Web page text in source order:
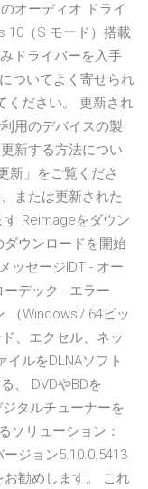
オーディオ ドライ
10（S モード）搭載
ドライバーを入手
ついてよく寄せられ
ください。 更新され
用のデバイスの製
新する方法につい
新」をご覧くださ
または更新された
す Reimageをダウン
ダウンロードを開始
ッセージIDT - オー
デック - エラー
（Windows7 64ビッ
、エクセル、ネッ
イルをDLNAソフト
、 DVDやBDを
タルチューナーを
ソリューション：
ジョン5.10.0.5413
勧めします。 これ